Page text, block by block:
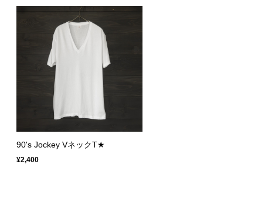
90's Jockey VネックT★
¥2,400